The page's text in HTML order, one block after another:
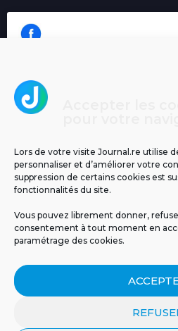
Lors de votre visite Journal.re utilise
personnaliser et d’améliorer votre
suppression de certains cookies est
fonctionnalités du site.
Vous pouvez librement donner,
consentement à tout moment en
paramétrage des cookies.
MENTIONS LÉGALES PUBLICITÉ
NOS ÉMISSIONS
CONTACT